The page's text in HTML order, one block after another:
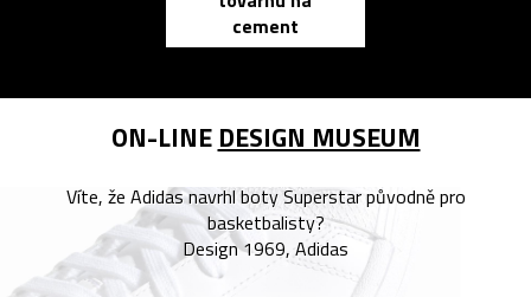
cement
ON-LINE DESIGN MUSEUM
Víte, že Adidas navrhl boty Superstar původně pro
basketbalisty?
Design 1969, Adidas